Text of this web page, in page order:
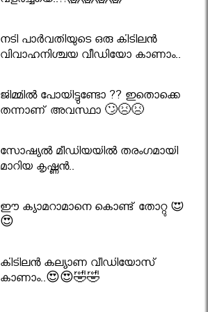
നടി പാർവതിയുടെ ഒരു കിടിലൻ
വിവാഹനിശ്ചയ വീഡിയോ കാണാം..
ജിമ്മിൽ പോയിട്ടുണ്ടോ ?? ഇതൊക്കെ
തന്നാണ് അവസ്ഥാ 🙄😣😣
സോഷ്യൽ മീഡിയയിൽ തരംഗമായി
മാറിയ കൃഷ്ണൻ..
ഈ ക്യാമറാമാനെ കൊണ്ട് തോറ്റു 😍
😍
കിടിലൻ കല്യാണ വീഡിയോസ്
കാണാം..😍😍🤣🤣